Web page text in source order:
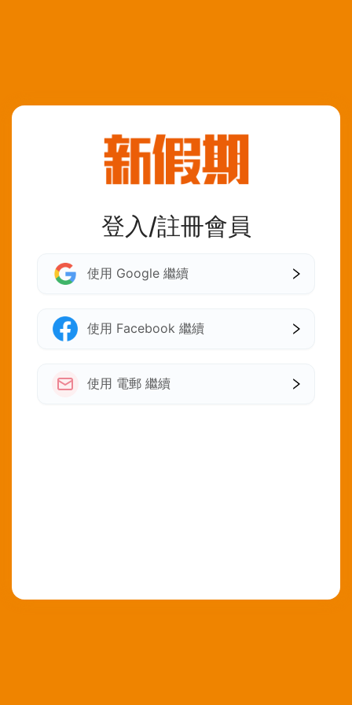
登入/註冊會員
使用 Google 繼續
使用 Facebook 繼續
使用 電郵 繼續